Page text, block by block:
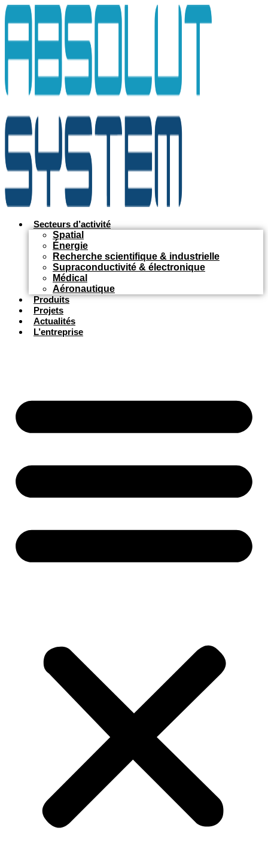
Aller
au
Secteurs d’activité
Spatial
Énergie
Recherche scientifique & industrielle
Supraconductivité & électronique
Médical
Aéronautique
Produits
Projets
Actualités
L’entreprise